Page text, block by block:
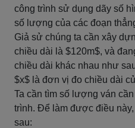
công trình sử dụng dãy số
số lượng của các đoạn
Giả sử chúng ta cần xây
chiều dài là $120m$, và
chiều dài khác nhau như
$x$ là đơn vị đo chiều dài
Ta cần tìm số lượng ván
trình. Để làm được điều
sau: